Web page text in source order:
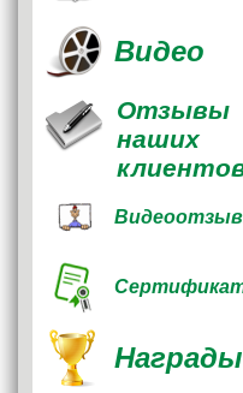
Видео
Отзывы
наших
Награды